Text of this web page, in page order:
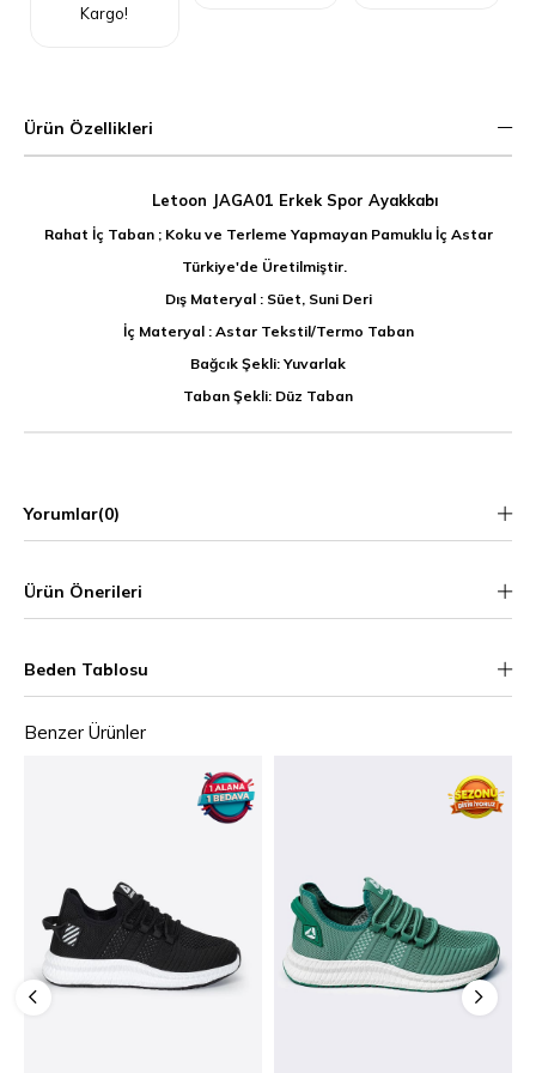
Kargo!
Ürün Özellikleri
Letoon JAGA01 Erkek Spor Ayakkabı
Rahat İç Taban ; Koku ve Terleme Yapmayan Pamuklu İç Astar
Türkiye'de Üretilmiştir.
Dış Materyal : Süet, Suni Deri
İç Materyal : Astar Tekstil/Termo Taban
Bağcık Şekli: Yuvarlak
Taban Şekli: Düz Taban
Yorumlar(0)
Ürün Önerileri
Beden Tablosu
Benzer Ürünler